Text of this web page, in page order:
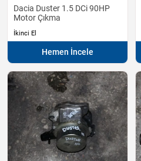
Dacia Duster 1.5 DCi 90HP
Motor Çıkma
İkinci El
Hemen İncele